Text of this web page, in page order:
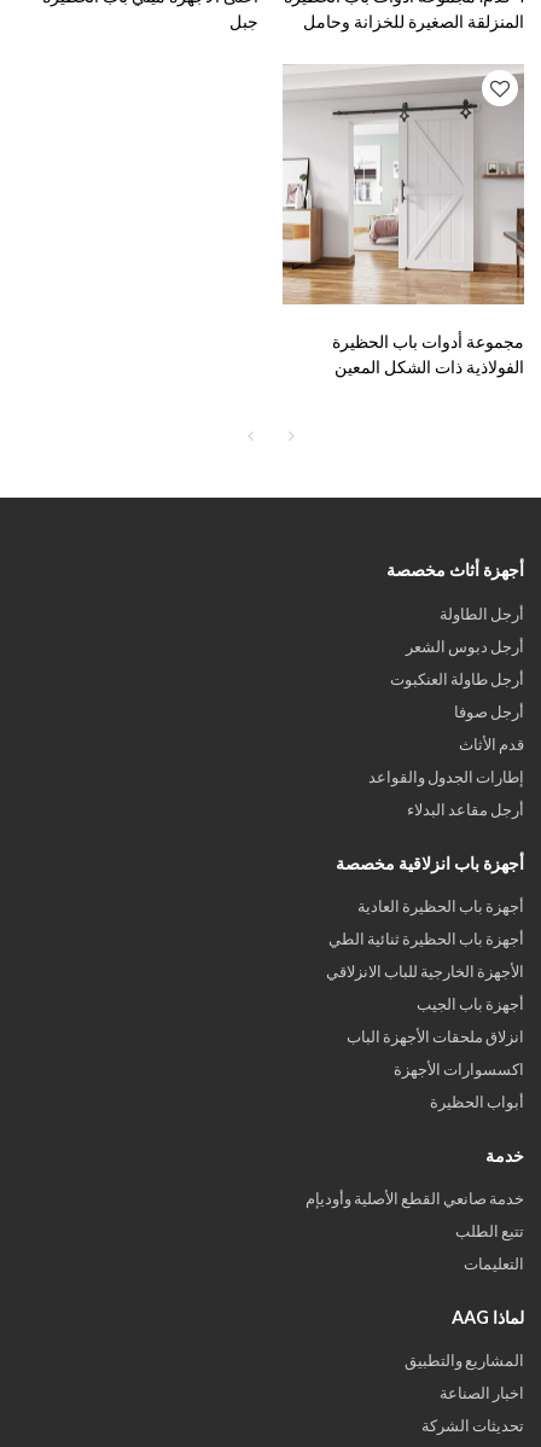
المنزلقة الصغيرة للخزانة وحامل
جبل
مجموعة أدوات باب الحظيرة
الفولاذية ذات الشكل المعين
أجهزة أثاث مخصصة
أرجل الطاولة
أرجل دبوس الشعر
أرجل طاولة العنكبوت
أرجل صوفا
قدم الأثاث
إطارات الجدول والقواعد
أرجل مقاعد البدلاء
أجهزة باب انزلاقية مخصصة
أجهزة باب الحظيرة العادية
أجهزة باب الحظيرة ثنائية الطي
الأجهزة الخارجية للباب الانزلاقي
أجهزة باب الجيب
انزلاق ملحقات الأجهزة الباب
اكسسوارات الأجهزة
أبواب الحظيرة
خدمة
خدمة صانعي القطع الأصلية وأوديإم
تتبع الطلب
التعليمات
لماذا AAG
المشاريع والتطبيق
اخبار الصناعة
تحديثات الشركة